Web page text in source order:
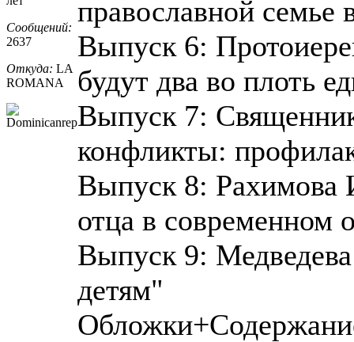
Сообщений:
2637
Откуда: LA
ROMANA
православной
Выпуск 6:
будут два во плоть
Выпуск 7:
конфликты:
Выпуск 8:
отца в современном
Выпуск 9:
детям"